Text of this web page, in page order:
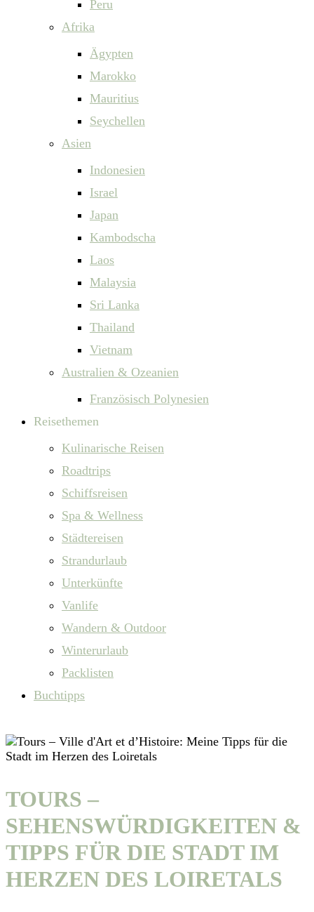
Peru
Afrika
Ägypten
Marokko
Mauritius
Seychellen
Asien
Indonesien
Israel
Japan
Kambodscha
Laos
Malaysia
Sri Lanka
Thailand
Vietnam
Australien & Ozeanien
Französisch Polynesien
Reisethemen
Kulinarische Reisen
Roadtrips
Schiffsreisen
Spa & Wellness
Städtereisen
Strandurlaub
Unterkünfte
Vanlife
Wandern & Outdoor
Winterurlaub
Packlisten
Buchtipps
TOURS –
SEHENSWÜRDIGKEITEN &
TIPPS FÜR DIE STADT IM
HERZEN DES LOIRETALS